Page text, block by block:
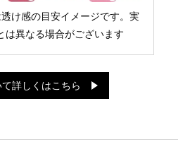
け感の目安イメージです。実
は異なる場合がございます
詳しくはこちら